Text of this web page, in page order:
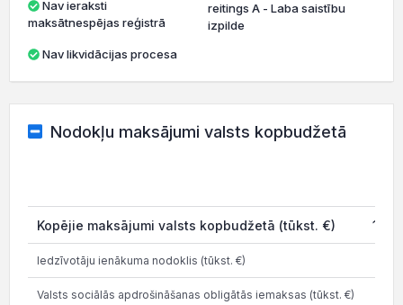
maksātnespējas reģistrā
Nav likvidācijas procesa
reitings A - Laba saistību
izpilde
Nodokļu maksājumi valsts kopbudžetā
Kopējie maksājumi valsts kopbudžetā (tūkst. €) 1
Iedzīvotāju ienākuma nodoklis (tūkst. €)
Valsts sociālās apdrošināšanas obligātās iemaksas (tūkst. €)